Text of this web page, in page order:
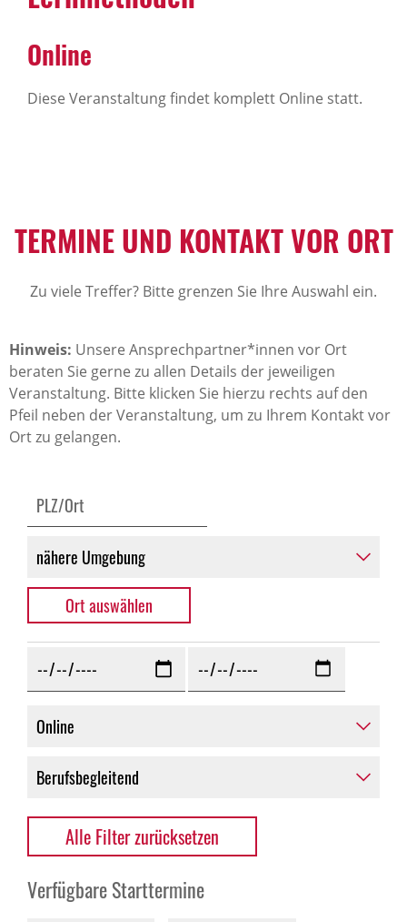
Online
Diese Veranstaltung findet komplett Online statt.
TERMINE UND KONTAKT VOR ORT
Zu viele Treffer? Bitte grenzen Sie Ihre Auswahl ein.
Hinweis: Unsere Ansprechpartner*innen vor Ort
beraten Sie gerne zu allen Details der jeweiligen
Veranstaltung. Bitte klicken Sie hierzu rechts auf den
Pfeil neben der Veranstaltung, um zu Ihrem Kontakt vor
Ort zu gelangen.
Alle Filter zurücksetzen
Verfügbare Starttermine